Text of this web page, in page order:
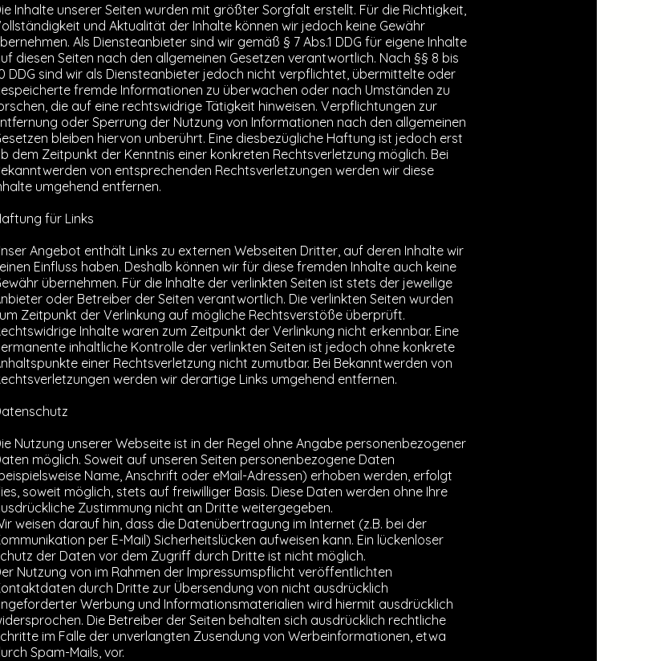
Inhalte unserer Seiten wurden mit größter Sorgfalt erstellt. Für die Richtigkeit,
und Aktualität der Inhalte können wir jedoch keine Gewähr
Als Diensteanbieter sind wir gemäß § 7 Abs.1 DDG für eigene Inhalte
diesen Seiten nach den allgemeinen Gesetzen verantwortlich. Nach §§ 8 bis
DDG sind wir als Diensteanbieter jedoch nicht verpflichtet, übermittelte oder
fremde Informationen zu überwachen oder nach Umständen zu
die auf eine rechtswidrige Tätigkeit hinweisen. Verpflichtungen zur
oder Sperrung der Nutzung von Informationen nach den allgemeinen
bleiben hiervon unberührt. Eine diesbezügliche Haftung ist jedoch erst
dem Zeitpunkt der Kenntnis einer konkreten Rechtsverletzung möglich. Bei
von entsprechenden Rechtsverletzungen werden wir diese
umgehend entfernen.
für Links
Angebot enthält Links zu externen Webseiten Dritter, auf deren Inhalte wir
Einfluss haben. Deshalb können wir für diese fremden Inhalte auch keine
übernehmen. Für die Inhalte der verlinkten Seiten ist stets der jeweilige
oder Betreiber der Seiten verantwortlich. Die verlinkten Seiten wurden
Zeitpunkt der Verlinkung auf mögliche Rechtsverstöße überprüft.
Inhalte waren zum Zeitpunkt der Verlinkung nicht erkennbar. Eine
inhaltliche Kontrolle der verlinkten Seiten ist jedoch ohne konkrete
einer Rechtsverletzung nicht zumutbar. Bei Bekanntwerden von
werden wir derartige Links umgehend entfernen.
Nutzung unserer Webseite ist in der Regel ohne Angabe personenbezogener
möglich. Soweit auf unseren Seiten personenbezogene Daten
Name, Anschrift oder eMail-Adressen) erhoben werden, erfolgt
soweit möglich, stets auf freiwilliger Basis. Diese Daten werden ohne Ihre
Zustimmung nicht an Dritte weitergegeben.
weisen darauf hin, dass die Datenübertragung im Internet (z.B. bei der
per E-Mail) Sicherheitslücken aufweisen kann. Ein lückenloser
der Daten vor dem Zugriff durch Dritte ist nicht möglich.
Nutzung von im Rahmen der Impressumspflicht veröffentlichten
durch Dritte zur Übersendung von nicht ausdrücklich
Werbung und Informationsmaterialien wird hiermit ausdrücklich
Die Betreiber der Seiten behalten sich ausdrücklich rechtliche
im Falle der unverlangten Zusendung von Werbeinformationen, etwa
Spam-Mails, vor.